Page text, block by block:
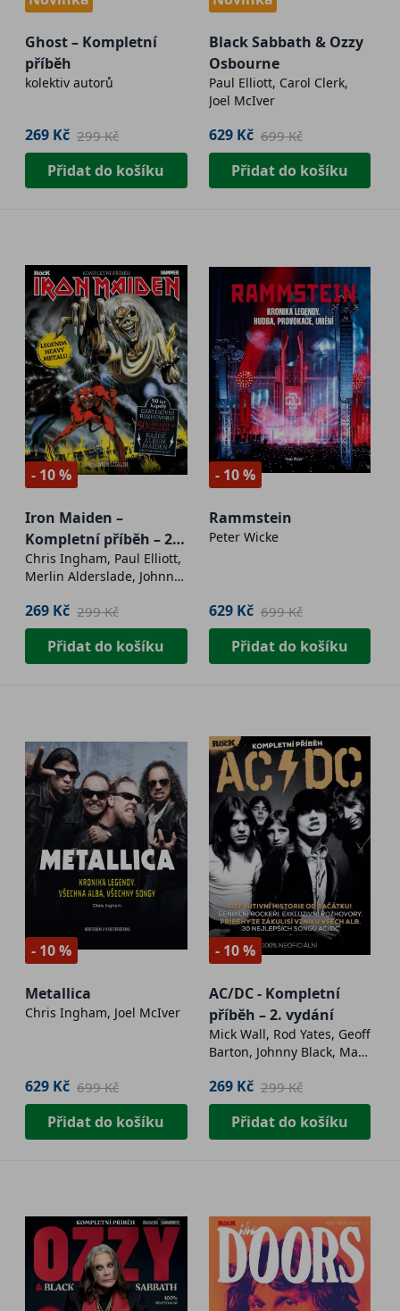
Ghost – Kompletní
příběh
kolektiv autorů
269 Kč 299 Kč
Přidat do košíku
Black Sabbath & Ozzy
Osbourne
Paul Elliott, Carol Clerk,
Joel McIver
629 Kč 699 Kč
Přidat do košíku
- 10 %
Iron Maiden –
Kompletní příběh – 2.
vydání
Chris Ingham, Paul Elliott,
Merlin Alderslade, Johnny
Malcolm Dome, Dave
Everley, Dom Lawson,
James Leonard, Lee
Marlow, Vojtěch Klíma
269 Kč 299 Kč
Přidat do košíku
- 10 %
Rammstein
Peter Wicke
629 Kč 699 Kč
Přidat do košíku
- 10 %
Metallica
Chris Ingham, Joel McIver
629 Kč 699 Kč
Přidat do košíku
- 10 %
AC/DC - Kompletní
příběh – 2. vydání
Mick Wall, Rod Yates, Geoff
Barton, Johnny Black, Mark
Daly, Harry Doherty,
Malcolm Dome, Paul
Elliott, Murray Engleheart,
Jerry Ewing, Dave Ling, Joe
Ken Sharp, Sleazegrinder,
Vojtěch Klíma
269 Kč 299 Kč
Přidat do košíku